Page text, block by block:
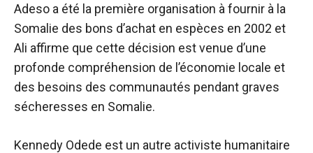
Adeso a été la première organisation à fournir à la
Somalie des bons d’achat en espèces en 2002 et
Ali affirme que cette décision est venue d’une
profonde compréhension de l’économie locale et
des besoins des communautés pendant graves
sécheresses en Somalie.
Kennedy Odede est un autre activiste humanitaire